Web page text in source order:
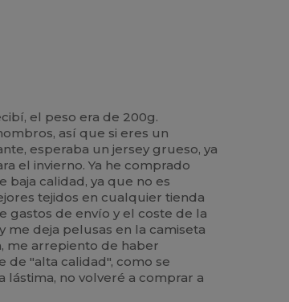
el peso era de 200g.
así que si eres un
esperaba un jersey grueso, ya
el invierno. Ya he comprado
baja calidad, ya que no es
tejidos en cualquier tienda
gastos de envío y el coste de la
deja pelusas en la camiseta
me arrepiento de haber
de "alta calidad", como se
lástima, no volveré a comprar a